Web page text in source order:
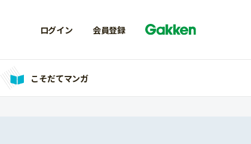
ログイン 会員登録
こそだてマンガ